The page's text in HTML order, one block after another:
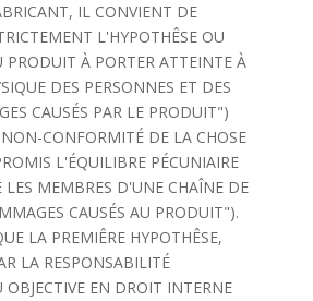
IL CONVIENT DE
L'HYPOTHÊSE OU
PRODUIT À PORTER ATTEINTE À
DES PERSONNES ET DES
CAUSÉS PAR LE PRODUIT")
CONFORMITÉ DE LA CHOSE
L'ÉQUILIBRE PÉCUNIAIRE
LES MEMBRES D'UNE CHAÎNE DE
CAUSÉS AU PRODUIT").
LA PREMIÊRE HYPOTHÊSE,
LA RESPONSABILITÉ
OBJECTIVE EN DROIT INTERNE